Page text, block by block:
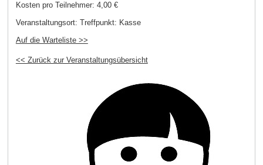
Kosten pro Teilnehmer: 4,00 €
Veranstaltungsort: Treffpunkt: Kasse
Auf die Warteliste >>
<< Zurück zur Veranstaltungsübersicht